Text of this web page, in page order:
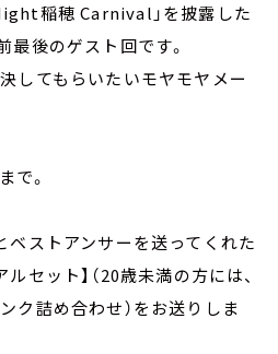
稲穂 Carnival」を披露した
最後のゲスト回です。
してもらいたいモヤモヤメー
で。
ベストアンサーを送ってくれた
セット】（20歳未満の方には、
ク詰め合わせ）をお送りしま